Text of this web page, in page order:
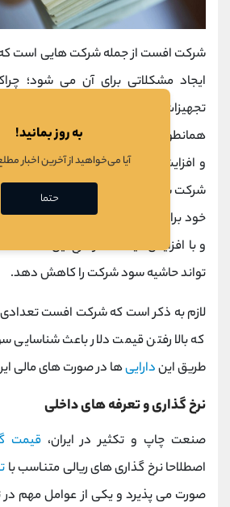
شرکت افست از جمله شرکت هایی است که
ایجاد مشکلاتی برای آن می شود؛
تجهیزات مورد نیاز خود را از طریق
همانطور که می دانید، برای واردات نیز،
و افزایش قیمت دلار می تواند باعث
شرکت شود. به عنوان مثال شرکت افست
خود برای چاپ کتاب های درسی را از
و با افزایش قیمت دلار، نرخ این
تواند حاشیه سود شرکت را کاهش دهد.
لازم به ذکر است که شرکت افست تعدادی
که بالا رفتن قیمت دلار باعث شناسایی
طریق اینداراییها در صورت های مالی
نرخ گذاری و تعرفه های داخلی
صنعت چاپ و تکثیر در ایران،قیمت
اصطلاحا نرخ گذاری های ریالی متناسب با
صورت می پذیرد و یکی از عوامل مهم
به روز بمانید!
آیا می‌خواهید از آخرین اخبار
حتما